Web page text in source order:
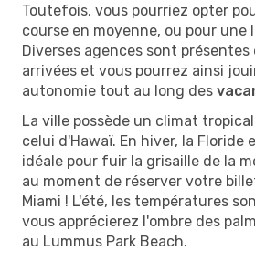
Toutefois, vous pourriez opter
course en moyenne, ou pour
Diverses agences sont présentes
arrivées et vous pourrez ainsi
autonomie tout au long des
La ville possède un climat
celui d'Hawaï. En hiver, la Floride
idéale pour fuir la grisaille de la
au moment de réserver votre
Miami ! L'été, les températures
vous apprécierez l'ombre des
au Lummus Park Beach.